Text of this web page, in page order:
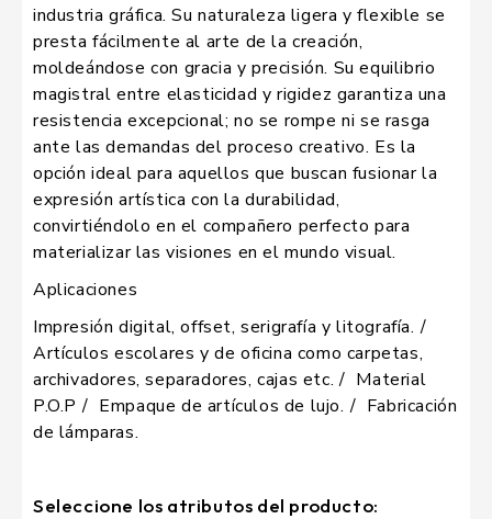
industria gráfica. Su naturaleza ligera y flexible se
presta fácilmente al arte de la creación,
moldeándose con gracia y precisión. Su equilibrio
magistral entre elasticidad y rigidez garantiza una
resistencia excepcional; no se rompe ni se rasga
ante las demandas del proceso creativo. Es la
opción ideal para aquellos que buscan fusionar la
expresión artística con la durabilidad,
convirtiéndolo en el compañero perfecto para
materializar las visiones en el mundo visual.
Aplicaciones
Impresión digital, offset, serigrafía y litografía.
Artículos escolares y de oficina como carpetas,
archivadores, separadores, cajas etc.
Material
P.O.P
Empaque de artículos de lujo.
Fabricación
de lámparas.
Seleccione los atributos del producto: